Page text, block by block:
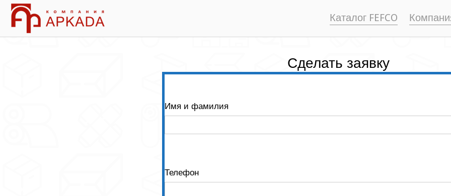
Skip
content
Home
Каталог FEFCO
Сделать заявку
Имя и фамилия
Телефон